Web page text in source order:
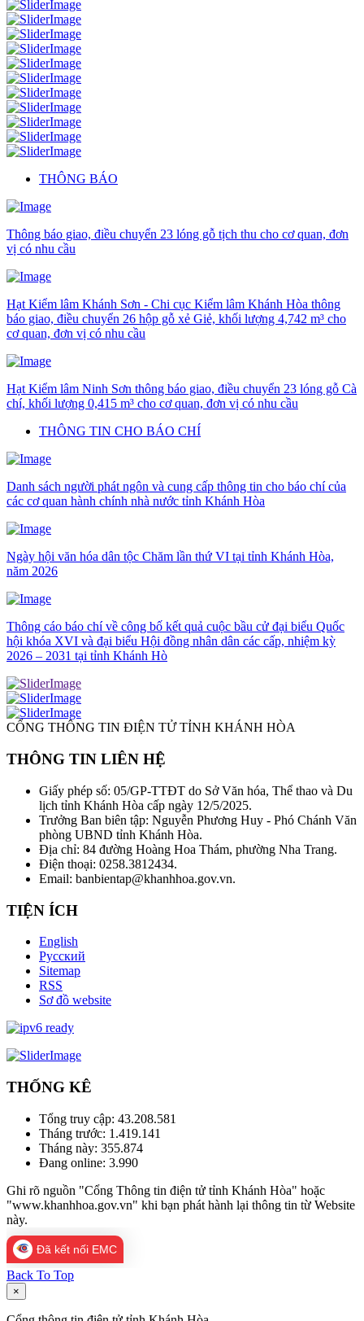
THÔNG BÁO
Thông báo giao, điều chuyển 23 lóng gỗ tịch thu cho cơ quan, đơn
vị có nhu cầu
Hạt Kiểm lâm Khánh Sơn - Chi cục Kiểm lâm Khánh Hòa thông
báo giao, điều chuyển 26 hộp gỗ xẻ Giẻ, khối lượng 4,742 m³ cho
cơ quan, đơn vị có nhu cầu
Hạt Kiểm lâm Ninh Sơn thông báo giao, điều chuyển 23 lóng gỗ Cà
chí, khối lượng 0,415 m³ cho cơ quan, đơn vị có nhu cầu
THÔNG TIN CHO BÁO CHÍ
Danh sách người phát ngôn và cung cấp thông tin cho báo chí của
các cơ quan hành chính nhà nước tỉnh Khánh Hòa
Ngày hội văn hóa dân tộc Chăm lần thứ VI tại tỉnh Khánh Hòa,
năm 2026
Thông cáo báo chí về công bố kết quả cuộc bầu cử đại biểu Quốc
hội khóa XVI và đại biểu Hội đồng nhân dân các cấp, nhiệm kỳ
2026 – 2031 tại tỉnh Khánh Hò
CỔNG THÔNG TIN ĐIỆN TỬ TỈNH KHÁNH HÒA
THÔNG TIN LIÊN HỆ
Giấy phép số: 05/GP-TTĐT do Sở Văn hóa, Thể thao và Du
lịch tỉnh Khánh Hòa cấp ngày 12/5/2025.
Trưởng Ban biên tập: Nguyễn Phương Huy - Phó Chánh Văn
phòng UBND tỉnh Khánh Hòa.
Địa chỉ: 84 đường Hoàng Hoa Thám, phường Nha Trang.
Điện thoại: 0258.3812434.
Email: banbientap@khanhhoa.gov.vn.
TIỆN ÍCH
English
Русский
Sitemap
RSS
Sơ đồ website
THỐNG KÊ
Tổng truy cập: 43.208.581
Tháng trước: 1.419.141
Tháng này: 355.874
Đang online: 3.990
Ghi rõ nguồn "Cổng Thông tin điện tử tỉnh Khánh Hòa" hoặc
"www.khanhhoa.gov.vn" khi bạn phát hành lại thông tin từ Website
này.
Đã kết nối EMC
Back To Top
×